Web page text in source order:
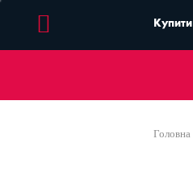
Купити
Головна